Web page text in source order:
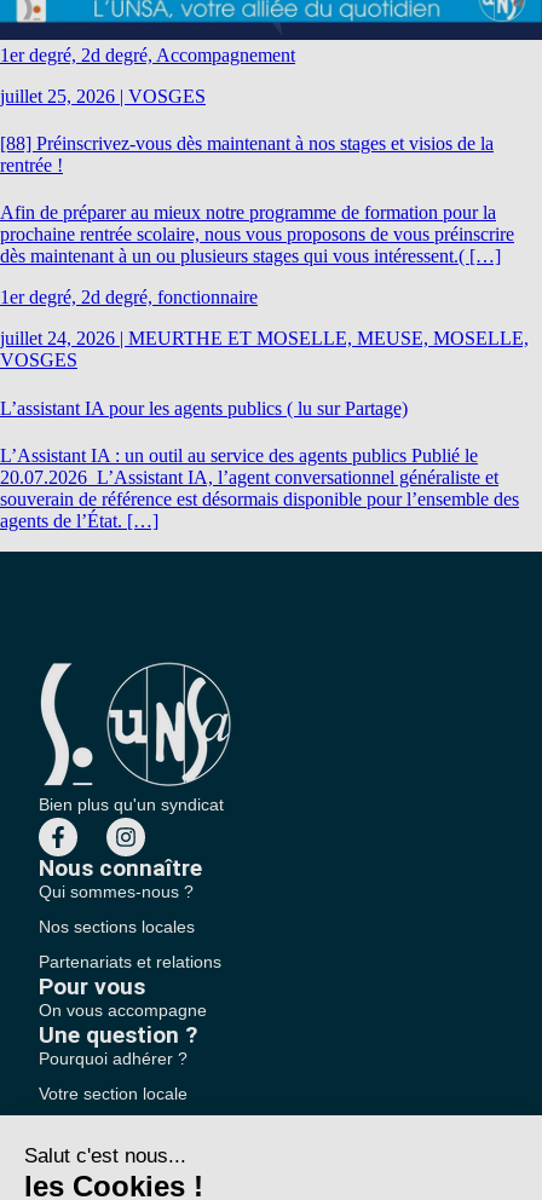
1er degré, 2d degré, Accompagnement
juillet 25, 2026 | VOSGES
[88] Préinscrivez-vous dès maintenant à nos stages et visios de la
rentrée !
Afin de préparer au mieux notre programme de formation pour la
prochaine rentrée scolaire, nous vous proposons de vous préinscrire
dès maintenant à un ou plusieurs stages qui vous intéressent.( […]
1er degré, 2d degré, fonctionnaire
juillet 24, 2026 | MEURTHE ET MOSELLE, MEUSE, MOSELLE,
VOSGES
L’assistant IA pour les agents publics ( lu sur Partage)
L’Assistant IA : un outil au service des agents publics Publié le
20.07.2026 L’Assistant IA, l’agent conversationnel généraliste et
souverain de référence est désormais disponible pour l’ensemble des
agents de l’État. […]
Bien plus qu'un syndicat
Nous connaître
Qui sommes-nous ?
Nos sections locales
Partenariats et relations
Pour vous
On vous accompagne
Une question ?
Pourquoi adhérer ?
Votre section locale
Nous contacter
Votre espace